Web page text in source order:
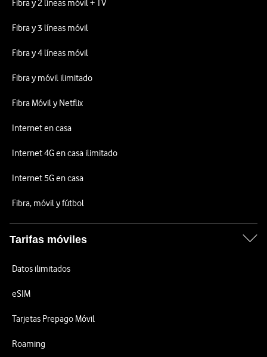
Fibra y 2 líneas móvil + TV
Fibra y 3 líneas móvil
Fibra y 4 líneas móvil
Fibra y móvil ilimitado
Fibra Móvil y Netflix
Internet en casa
Internet 4G en casa ilimitado
Internet 5G en casa
Fibra, móvil y fútbol
Tarifas móviles
Datos ilimitados
eSIM
Tarjetas Prepago Móvil
Roaming